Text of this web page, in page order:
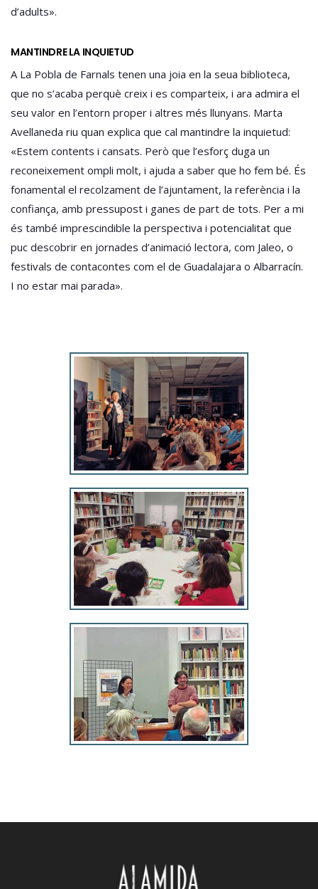
d’adults».
MANTINDRE LA INQUIETUD
A La Pobla de Farnals tenen una joia en la seua biblioteca,
que no s’acaba perquè creix i es comparteix, i ara admira el
seu valor en l’entorn proper i altres més llunyans. Marta
Avellaneda riu quan explica que cal mantindre la inquietud:
«Estem contents i cansats. Però que l’esforç duga un
reconeixement ompli molt, i ajuda a saber que ho fem bé. És
fonamental el recolzament de l’ajuntament, la referència i la
confiança, amb pressupost i ganes de part de tots. Per a mi
és també imprescindible la perspectiva i potencialitat que
puc descobrir en jornades d’animació lectora, com Jaleo, o
festivals de contacontes com el de Guadalajara o Albarracín.
I no estar mai parada».